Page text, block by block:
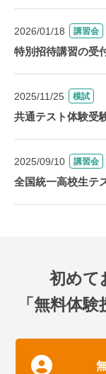
2026/01/18 講習会
特別招待講習の受
2025/11/25 模試
共通テスト体験受
2025/09/10 講習会
全国統一高校生テ
初めて
「無料体